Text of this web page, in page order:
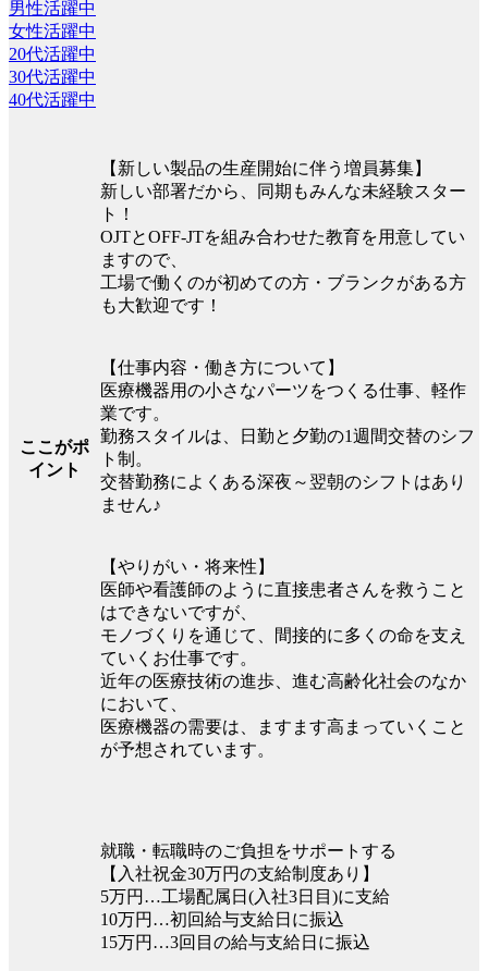
男性活躍中
女性活躍中
20代活躍中
30代活躍中
40代活躍中
ここがポ
イント
【新しい製品の生産開始に伴う増員募集】
新しい部署だから、同期もみんな未経験スター
ト！
OJTとOFF-JTを組み合わせた教育を用意してい
ますので、
工場で働くのが初めての方・ブランクがある方
も大歓迎です！
【仕事内容・働き方について】
医療機器用の小さなパーツをつくる仕事、軽作
業です。
勤務スタイルは、日勤と夕勤の1週間交替のシフ
ト制。
交替勤務によくある深夜～翌朝のシフトはあり
ません♪
【やりがい・将来性】
医師や看護師のように直接患者さんを救うこと
はできないですが、
モノづくりを通じて、間接的に多くの命を支え
ていくお仕事です。
近年の医療技術の進歩、進む高齢化社会のなか
において、
医療機器の需要は、ますます高まっていくこと
が予想されています。
就職・転職時のご負担をサポートする
【入社祝金30万円の支給制度あり】
5万円…工場配属日(入社3日目)に支給
10万円…初回給与支給日に振込
15万円…3回目の給与支給日に振込